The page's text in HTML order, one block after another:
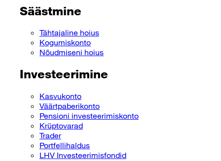
Säästmine
Tähtajaline hoius
Kogumiskonto
Nõudmiseni hoius
Investeerimine
Kasvukonto
Väärtpaberikonto
Pensioni investeerimiskonto
Krüptovarad
Trader
Portfellihaldus
LHV Investeerimisfondid